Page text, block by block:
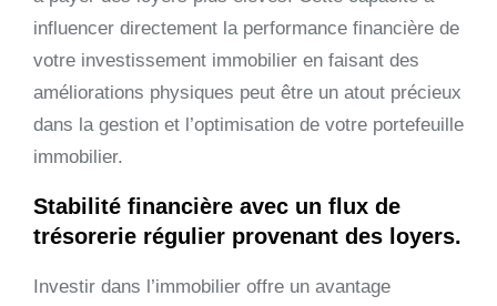
influencer directement la performance financière de
votre investissement immobilier en faisant des
améliorations physiques peut être un atout précieux
dans la gestion et l’optimisation de votre portefeuille
immobilier.
Stabilité financière avec un flux de
trésorerie régulier provenant des loyers.
Investir dans l’immobilier offre un avantage